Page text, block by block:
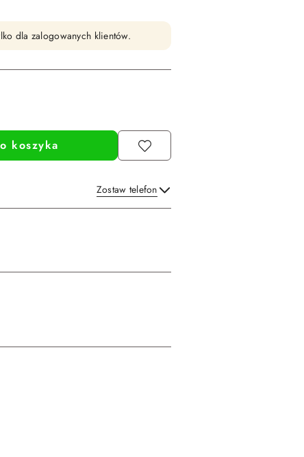
dla zalogowanych klientów.
koszyka
Zostaw telefon
Wyślij